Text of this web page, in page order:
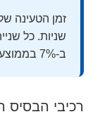
שניות. כל
ב-7% בממוצע.
רכיבי הבסיס